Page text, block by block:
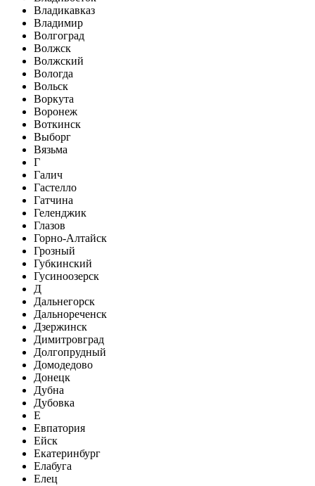
Владикавказ
Владимир
Волгоград
Волжск
Волжский
Вологда
Вольск
Воркута
Воронеж
Воткинск
Выборг
Вязьма
Г
Галич
Гастелло
Гатчина
Геленджик
Глазов
Горно-Алтайск
Грозный
Губкинский
Гусиноозерск
Д
Дальнегорск
Дальнореченск
Дзержинск
Димитровград
Долгопрудный
Домодедово
Донецк
Дубна
Дубовка
Е
Евпатория
Ейск
Екатеринбург
Елабуга
Елец